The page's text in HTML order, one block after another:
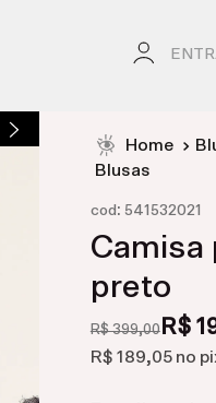
Blusas
cod : 541532021
Camisa
preto
R$ 399,00R$
R$ 189,05no